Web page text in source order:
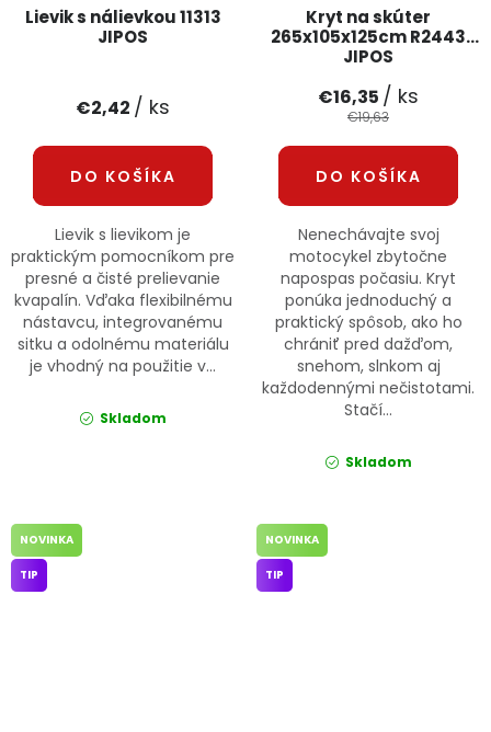
Lievik s nálievkou 11313
JIPOS
€2,42 / ks
DO KOŠÍKA
Lievik s lievikom je
praktickým pomocníkom pre
presné a čisté prelievanie
kvapalín. Vďaka flexibilnému
nástavcu, integrovanému
sitku a odolnému materiálu
je vhodný na použitie v...
Skladom
Kryt na skúter
265x105x125cm R2443
JIPOS
€16,35 / ks
€19,63
DO KOŠÍKA
Nenechávajte svoj
motocykel zbytočne
napospas počasiu. Kryt
ponúka jednoduchý a
praktický spôsob, ako ho
chrániť pred dažďom,
snehom, slnkom aj
každodennými nečistotami.
Stačí...
Skladom
NOVINKA
TIP
NOVINKA
TIP